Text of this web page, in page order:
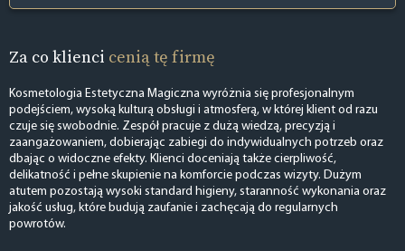
Za co klienci cenią tę firmę
Kosmetologia Estetyczna Magiczna wyróżnia się profesjonalnym
podejściem, wysoką kulturą obsługi i atmosferą, w której klient od razu
czuje się swobodnie. Zespół pracuje z dużą wiedzą, precyzją i
zaangażowaniem, dobierając zabiegi do indywidualnych potrzeb oraz
dbając o widoczne efekty. Klienci doceniają także cierpliwość,
delikatność i pełne skupienie na komforcie podczas wizyty. Dużym
atutem pozostają wysoki standard higieny, staranność wykonania oraz
jakość usług, które budują zaufanie i zachęcają do regularnych
powrotów.